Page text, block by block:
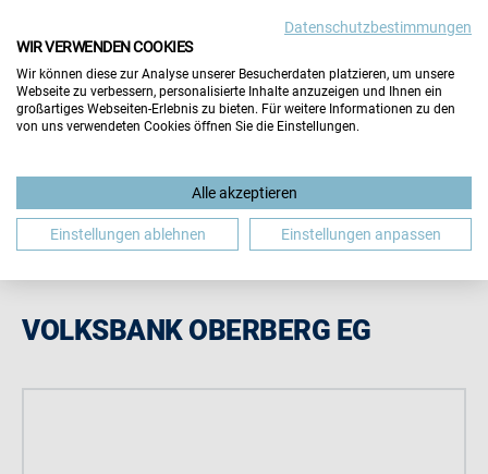
Die Inhalte dieser Seite werden vom
Aussteller selbst gepflegt. Für die Richtigkeit aller
Angaben übernimmt der Veranstalter keine Gewähr.
Hinweis schließen
VOLKSBANK OBERBERG EG
Datenschutzbestimmungen
WIR VERWENDEN COOKIES
Wir können diese zur Analyse unserer Besucherdaten platzieren, um unsere
Webseite zu verbessern, personalisierte Inhalte anzuzeigen und Ihnen ein
großartiges Webseiten-Erlebnis zu bieten. Für weitere Informationen zu den
von uns verwendeten Cookies öffnen Sie die Einstellungen.
Alle akzeptieren
Einstellungen ablehnen Einstellungen anpassen